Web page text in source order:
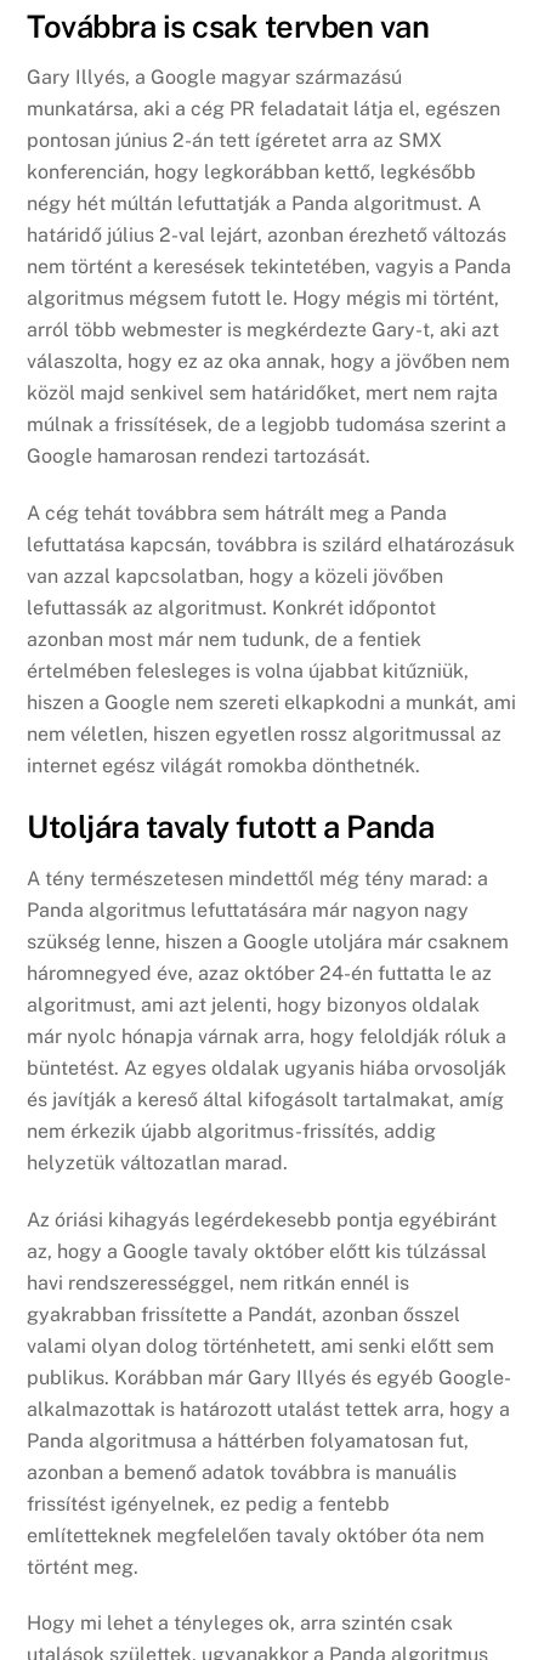
Továbbra is csak tervben van
Gary Illyés, a Google magyar származású
munkatársa, aki a cég PR feladatait látja el, egészen
pontosan június 2-án tett ígéretet arra az SMX
konferencián, hogy legkorábban kettő, legkésőbb
négy hét múltán lefuttatják a Panda algoritmust. A
határidő július 2-val lejárt, azonban érezhető változás
nem történt a keresések tekintetében, vagyis a Panda
algoritmus mégsem futott le. Hogy mégis mi történt,
arról több webmester is megkérdezte Gary-t, aki azt
válaszolta, hogy ez az oka annak, hogy a jövőben nem
közöl majd senkivel sem határidőket, mert nem rajta
múlnak a frissítések, de a legjobb tudomása szerint a
Google hamarosan rendezi tartozását.
A cég tehát továbbra sem hátrált meg a Panda
lefuttatása kapcsán, továbbra is szilárd elhatározásuk
van azzal kapcsolatban, hogy a közeli jövőben
lefuttassák az algoritmust. Konkrét időpontot
azonban most már nem tudunk, de a fentiek
értelmében felesleges is volna újabbat kitűzniük,
hiszen a Google nem szereti elkapkodni a munkát, ami
nem véletlen, hiszen egyetlen rossz algoritmussal az
internet egész világát romokba dönthetnék.
Utoljára tavaly futott a Panda
A tény természetesen mindettől még tény marad: a
Panda algoritmus lefuttatására már nagyon nagy
szükség lenne, hiszen a Google utoljára már csaknem
háromnegyed éve, azaz október 24-én futtatta le az
algoritmust, ami azt jelenti, hogy bizonyos oldalak
már nyolc hónapja várnak arra, hogy feloldják róluk a
büntetést. Az egyes oldalak ugyanis hiába orvosolják
és javítják a kereső által kifogásolt tartalmakat, amíg
nem érkezik újabb algoritmus-frissítés, addig
helyzetük változatlan marad.
Az óriási kihagyás legérdekesebb pontja egyébiránt
az, hogy a Google tavaly október előtt kis túlzással
havi rendszerességgel, nem ritkán ennél is
gyakrabban frissítette a Pandát, azonban ősszel
valami olyan dolog történhetett, ami senki előtt sem
publikus. Korábban már Gary Illyés és egyéb Google-
alkalmazottak is határozott utalást tettek arra, hogy a
Panda algoritmusa a háttérben folyamatosan fut,
azonban a bemenő adatok továbbra is manuális
frissítést igényelnek, ez pedig a fentebb
említetteknek megfelelően tavaly október óta nem
történt meg.
Hogy mi lehet a tényleges ok, arra szintén csak
utalások születtek, ugyanakkor a Panda algoritmus